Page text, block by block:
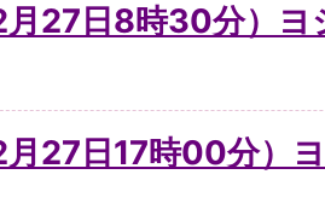
27日8時30分）ヨ
27日17時00分）